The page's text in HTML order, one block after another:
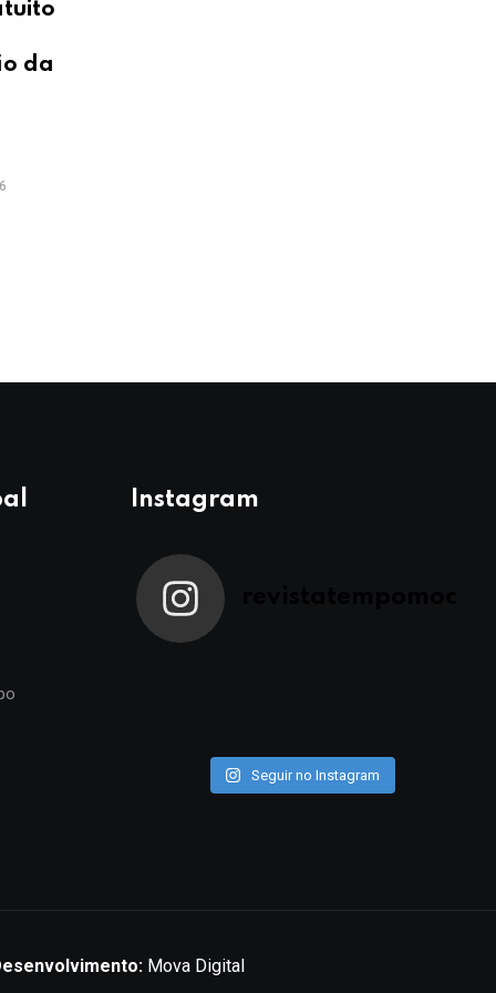
da
Instagram
Seguir no Instagram
Mova Digital